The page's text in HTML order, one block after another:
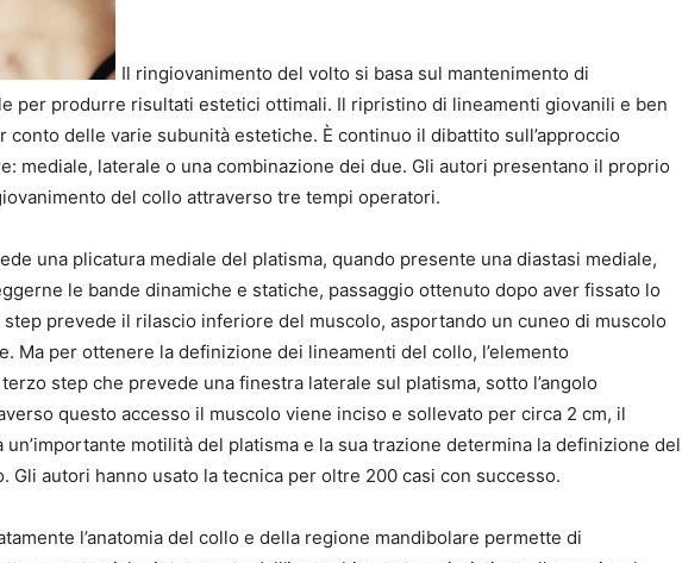
Il ringiovanimento del volto si basa sul mantenimento di
per produrre risultati estetici ottimali. Il ripristino di lineamenti giovanili e ben
conto delle varie subunità estetiche. È continuo il dibattito sull’approccio
mediale, laterale o una combinazione dei due. Gli autori presentano il proprio
del collo attraverso tre tempi operatori.
una plicatura mediale del platisma, quando presente una diastasi mediale,
le bande dinamiche e statiche, passaggio ottenuto dopo aver fissato lo
step prevede il rilascio inferiore del muscolo, asportando un cuneo di muscolo
Ma per ottenere la definizione dei lineamenti del collo, l’elemento
step che prevede una finestra laterale sul platisma, sotto l’angolo
questo accesso il muscolo viene inciso e sollevato per circa 2 cm, il
un’importante motilità del platisma e la sua trazione determina la definizione del
Gli autori hanno usato la tecnica per oltre 200 casi con successo.
l’anatomia del collo e della regione mandibolare permette di